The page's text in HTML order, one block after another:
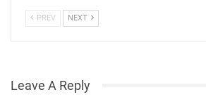
PREV NEXT
Leave A Reply